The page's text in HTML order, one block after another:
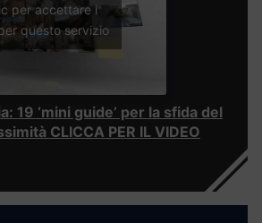
per accettare i
questo servizio
19 ‘mini guide’ per la sfida del
CLICCA PER IL VIDEO